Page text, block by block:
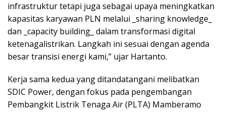
infrastruktur tetapi juga sebagai upaya meningkatkan
kapasitas karyawan PLN melalui _sharing knowledge_
dan _capacity building_ dalam transformasi digital
ketenagalistrikan. Langkah ini sesuai dengan agenda
besar transisi energi kami,” ujar Hartanto.
Kerja sama kedua yang ditandatangani melibatkan
SDIC Power, dengan fokus pada pengembangan
Pembangkit Listrik Tenaga Air (PLTA) Mamberamo